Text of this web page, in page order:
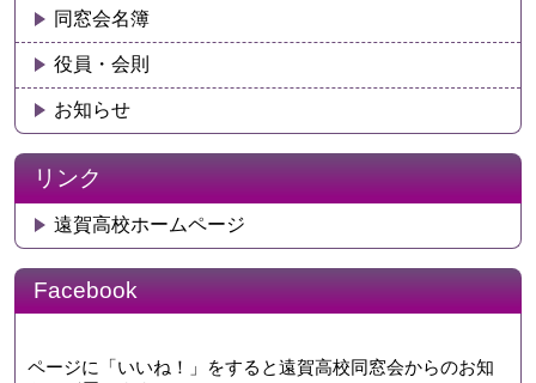
同窓会名簿
役員・会則
お知らせ
リンク
遠賀高校ホームページ
Facebook
ページに「いいね！」をすると遠賀高校同窓会からのお知